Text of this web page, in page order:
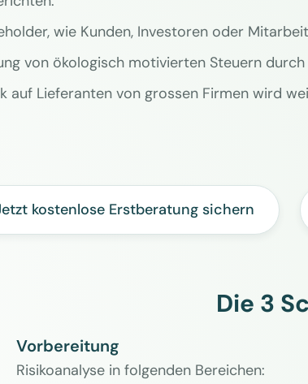
wie Kunden, Investoren oder
von ökologisch motivierten Steuern durch
auf Lieferanten von grossen Firmen wird
kostenlose Erstberatung sichern
Die 3
Vorbereitung
Risikoanalyse in folgenden Bereichen: